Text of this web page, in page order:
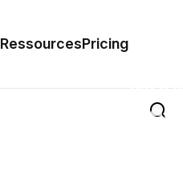
RessourcesPricing